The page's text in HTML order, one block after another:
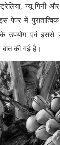
न्यू गिनी
में पुरातात्विक
उपयोग एवं
की गई है।